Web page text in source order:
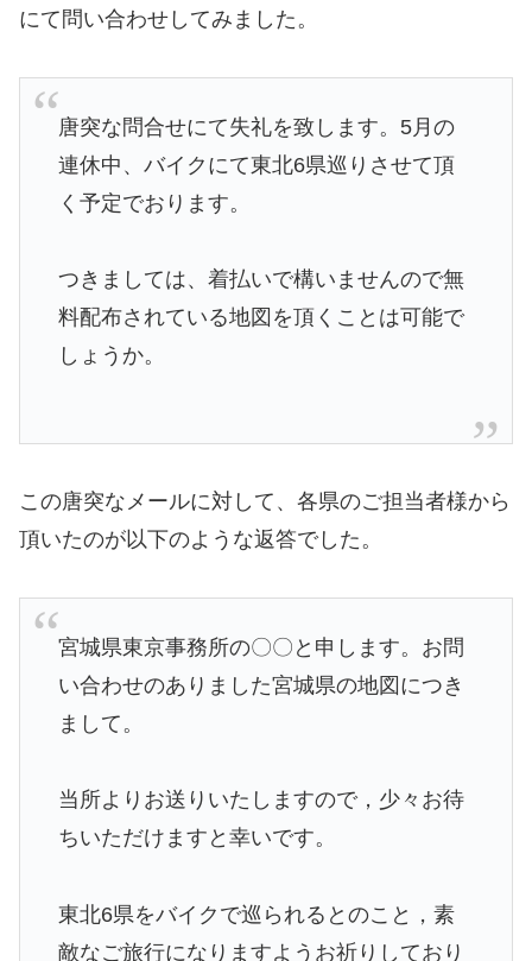
にて問い合わせしてみました。
唐突な問合せにて失礼を致します。5月の
連休中、バイクにて東北6県巡りさせて頂
く予定でおります。
つきましては、着払いで構いませんので無
料配布されている地図を頂くことは可能で
しょうか。
この唐突なメールに対して、各県のご担当者様から
頂いたのが以下のような返答でした。
宮城県東京事務所の〇〇と申します。お問
い合わせのありました宮城県の地図につき
まして。
当所よりお送りいたしますので，少々お待
ちいただけますと幸いです。
東北6県をバイクで巡られるとのこと，素
敵なご旅行になりますようお祈りしており